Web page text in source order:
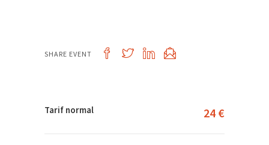
SHARE EVENT
Tarif normal 24 €